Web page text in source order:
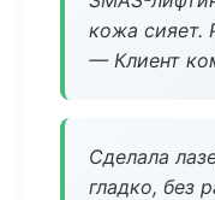
кожа сияет.
— Клиент
Сделала
гладко, без